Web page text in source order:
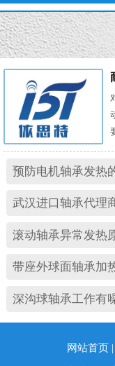
预防电机轴承发热
武汉进口轴承代理商教你如
滚动轴承异常发热
带座外球面轴承加
深沟球轴承工作有噪
网站首页 |